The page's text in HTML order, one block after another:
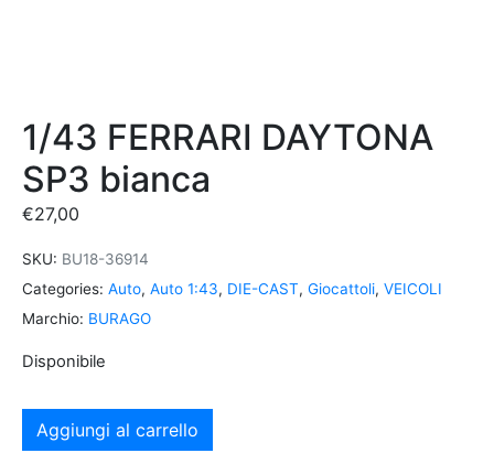
1/43 FERRARI DAYTONA
SP3 bianca
€27,00
SKU: BU18-36914
Categories: Auto, Auto 1:43, DIE-CAST, Giocattoli, VEICOLI
Marchio: BURAGO
Disponibile
Aggiungi al carrello